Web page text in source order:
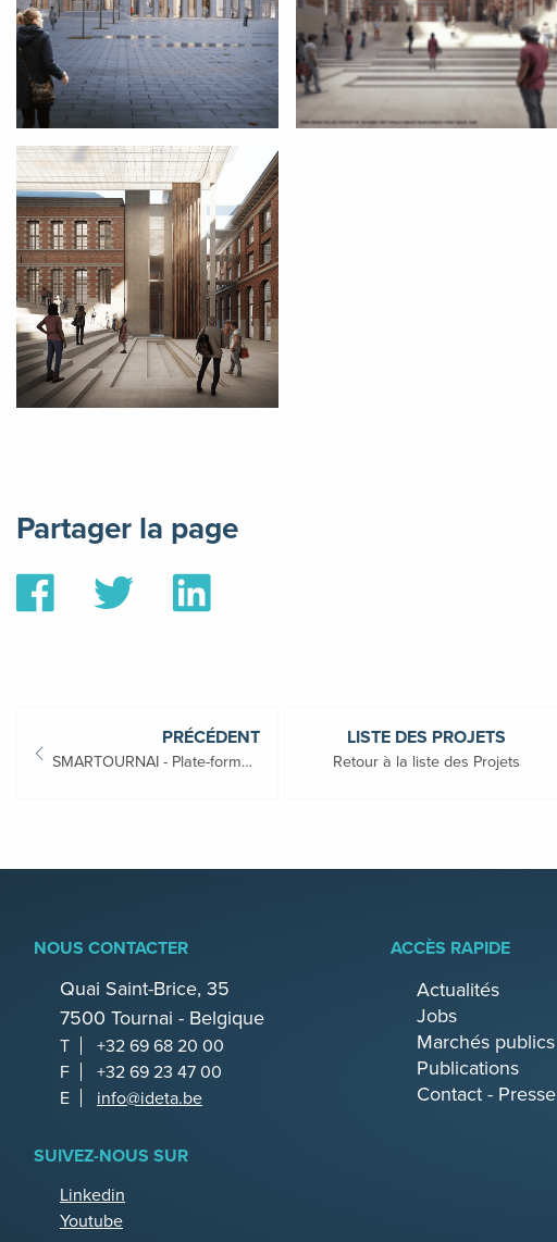
Partager la page
sur
Facebook
sur
sur
Linkedin
PRÉCÉDENT
SMARTOURNAI - Plate-forme multimodale 2.0
LISTE DES PROJETS
Retour à la liste des Projets
NOUS CONTACTER
Quai Saint-Brice, 35
7500 Tournai - Belgique
T
+32 69 68 20 00
F
+32 69 23 47 00
E
info@ideta.be
SUIVEZ-NOUS SUR
Linkedin
Youtube
ACCÈS RAPIDE
Actualités
Jobs
Marchés publics
Publications
Contact - Presse